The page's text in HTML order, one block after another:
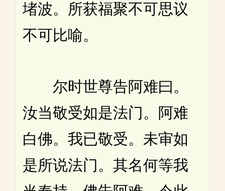
堵波。所获福聚不可思议
不可比喻。
尔时世尊告阿难曰。
汝当敬受如是法门。阿难
白佛。我已敬受。未审如
是所说法门。其名何等我